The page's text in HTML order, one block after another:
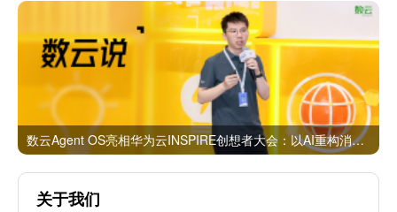
数云Agent OS亮相华为云INSPIRE创想者大会：以AI重构消费者运营与零售营销新范式
关于我们